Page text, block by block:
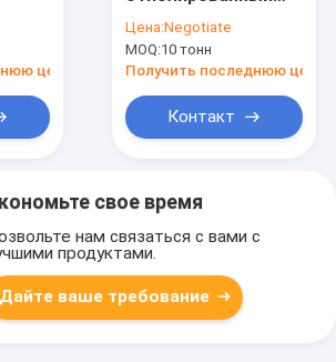
цену
нержавеющей
стали 304 304L 316
Цена:Negotiate
MOQ:10 тонн
Получить последнюю цену
Контакт
свое время
нам связаться с вами с
продуктами.
Дайте ваше требование